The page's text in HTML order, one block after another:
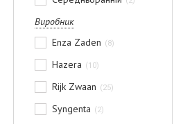
Виробник
Enza Zaden
8
Hazera 10
Rijk Zwaan 25
Syngenta 2